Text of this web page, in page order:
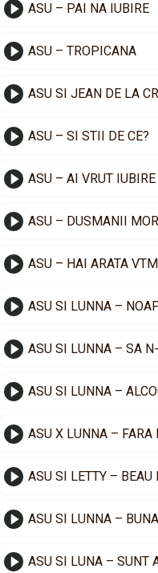
ASU – PAI NA IUBIRE
ASU – TROPICANA
ASU SI JEAN DE LA
ASU – SI STII DE CE?
ASU – AI VRUT
ASU – DUSMANII MOR
ASU – HAI ARATA VTM
ASU SI LUNNA –
ASU SI LUNNA –
ASU X LUNNA – FARA
ASU SI LETTY – BEAU
ASU SI LUNNA –
ASU SI LUNA – SUNT